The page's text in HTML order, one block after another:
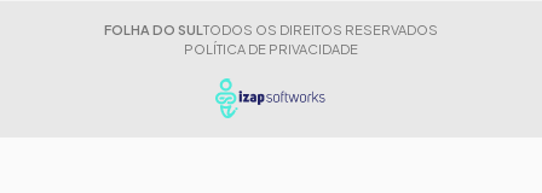
FOLHA DO SUL TODOS OS DIREITOS RESERVADOS
POLÍTICA DE PRIVACIDADE